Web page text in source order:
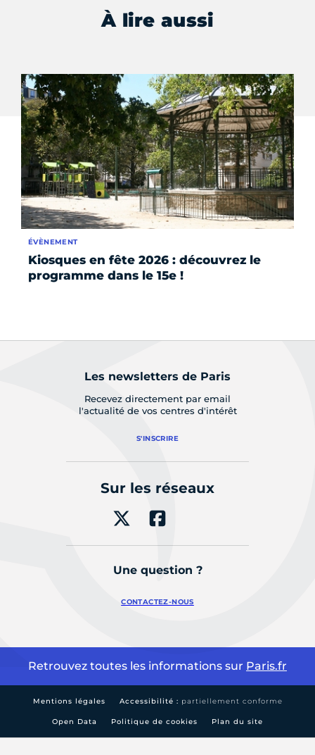
À lire aussi
Kiosques en fête 2026 : découvrez le
programme dans le 15e !
ÉVÈNEMENT
Les newsletters de Paris
Recevez directement par email
l'actualité de vos centres d'intérêt
S'INSCRIRE
Sur les réseaux
Une question ?
CONTACTEZ-NOUS
Retrouvez toutes les informations sur Paris.fr
Mentions légales Accessibilité : partiellement conforme
Open Data Politique de cookies Plan du site